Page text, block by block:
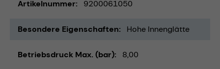
Artikelnummer 9200061050
Besondere Eigenschaften Hohe Innenglätte
Betriebsdruck Max. (bar) 8,00